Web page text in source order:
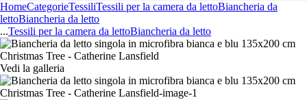
HomeCategorieTessiliTessili per la camera da lettoBiancheria da
lettoBiancheria da letto
...Tessili per la camera da lettoBiancheria da letto
Vedi la galleria